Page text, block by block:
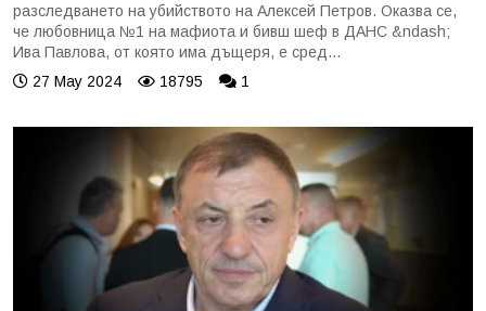
разследването на убийството на Алексей Петров. Оказва се,
че любовница №1 на мафиота и бивш шеф в ДАНС &ndash;
Ива Павлова, от която има дъщеря, е сред...
27 May 2024
18795 1